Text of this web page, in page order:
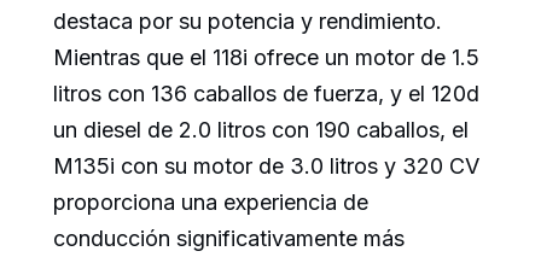
destaca por su potencia y rendimiento.
Mientras que el 118i ofrece un motor de 1.5
litros con 136 caballos de fuerza, y el 120d
un diesel de 2.0 litros con 190 caballos, el
M135i con su motor de 3.0 litros y 320 CV
proporciona una experiencia de
conducción significativamente más